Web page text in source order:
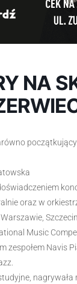
NA
oraz w
Music
zespołem Navis